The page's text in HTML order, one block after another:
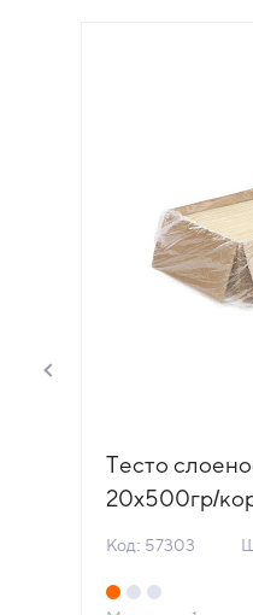
Тесто
20х500гр/
Код: 57303